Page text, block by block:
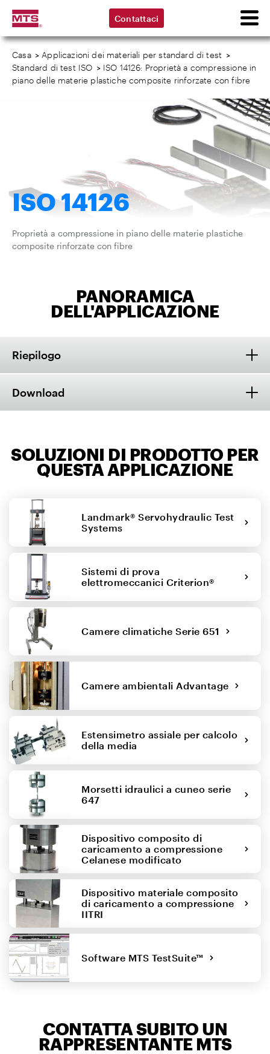
Contattaci
Casa > Applicazioni dei materiali per standard di test >
Standard di test ISO > ISO 14126: Proprietà a compressione in
piano delle materie plastiche composite rinforzate con fibre
ISO 14126
Proprietà a compressione in piano delle materie plastiche
composite rinforzate con fibre
PANORAMICA
DELL'APPLICAZIONE
Riepilogo
Download
SOLUZIONI DI PRODOTTO PER
QUESTA APPLICAZIONE
Landmark® Servohydraulic Test
Systems
Sistemi di prova
elettromeccanici Criterion®
Camere climatiche Serie 651
Camere ambientali Advantage
Estensimetro assiale per calcolo
della media
Morsetti idraulici a cuneo serie
647
Dispositivo composito di
caricamento a compressione
Celanese modificato
Dispositivo materiale composito
di caricamento a compressione
IITRI
Software MTS TestSuite™
CONTATTA SUBITO UN
RAPPRESENTANTE MTS